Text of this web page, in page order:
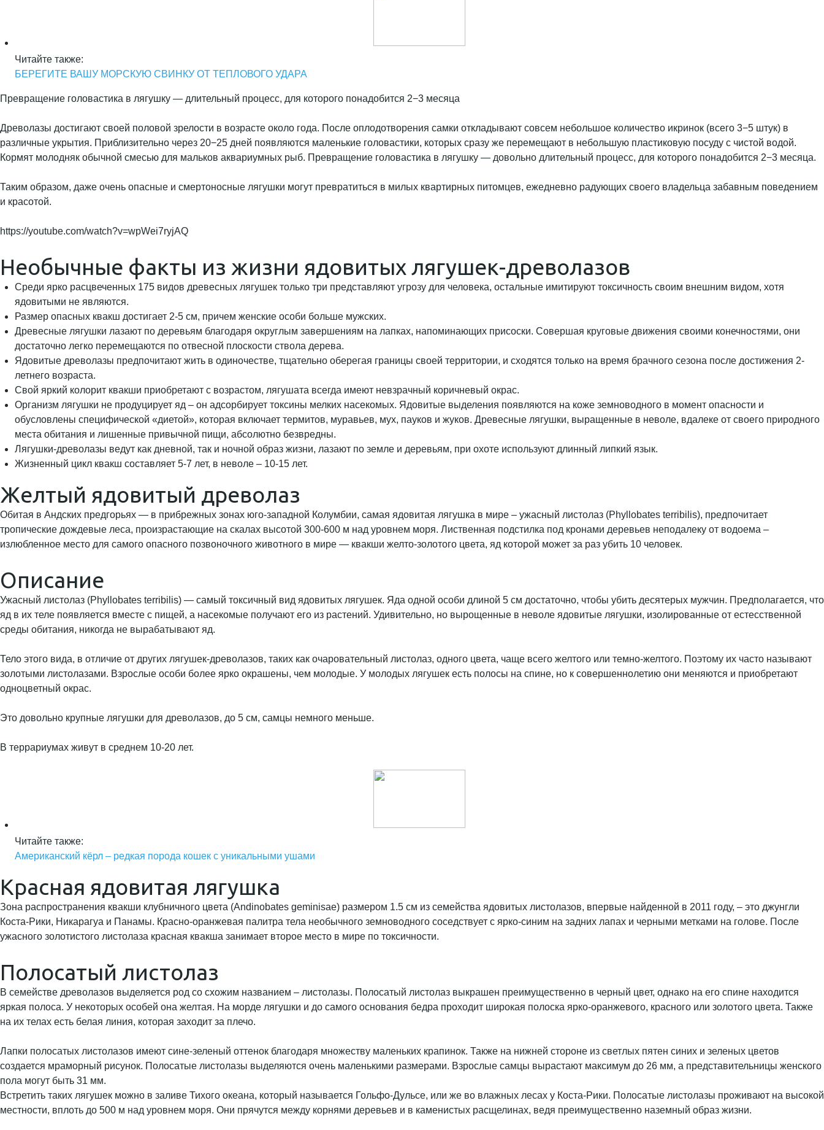
Читайте также:
БЕРЕГИТЕ ВАШУ МОРСКУЮ СВИНКУ ОТ ТЕПЛОВОГО УДАРА
Превращение головастика в лягушку — длительный процесс, для которого понадобится 2−3 месяца
Древолазы достигают своей половой зрелости в возрасте около года. После оплодотворения самки откладывают совсем небольшое количество икринок (всего 3−5 штук) в
различные укрытия. Приблизительно через 20−25 дней появляются маленькие головастики, которых сразу же перемещают в небольшую пластиковую посуду с чистой водой.
Кормят молодняк обычной смесью для мальков аквариумных рыб. Превращение головастика в лягушку — довольно длительный процесс, для которого понадобится 2−3 месяца.
Таким образом, даже очень опасные и смертоносные лягушки могут превратиться в милых квартирных питомцев, ежедневно радующих своего владельца забавным поведением
и красотой.
https://youtube.com/watch?v=wpWei7ryjAQ
Необычные факты из жизни ядовитых лягушек-древолазов
Среди ярко расцвеченных 175 видов древесных лягушек только три представляют угрозу для человека, остальные имитируют токсичность своим внешним видом, хотя
ядовитыми не являются.
Размер опасных квакш достигает 2-5 см, причем женские особи больше мужских.
Древесные лягушки лазают по деревьям благодаря округлым завершениям на лапках, напоминающих присоски. Совершая круговые движения своими конечностями, они
достаточно легко перемещаются по отвесной плоскости ствола дерева.
Ядовитые древолазы предпочитают жить в одиночестве, тщательно оберегая границы своей территории, и сходятся только на время брачного сезона после достижения 2-
летнего возраста.
Свой яркий колорит квакши приобретают с возрастом, лягушата всегда имеют невзрачный коричневый окрас.
Организм лягушки не продуцирует яд – он адсорбирует токсины мелких насекомых. Ядовитые выделения появляются на коже земноводного в момент опасности и
обусловлены специфической «диетой», которая включает термитов, муравьев, мух, пауков и жуков. Древесные лягушки, выращенные в неволе, вдалеке от своего природного
места обитания и лишенные привычной пищи, абсолютно безвредны.
Лягушки-древолазы ведут как дневной, так и ночной образ жизни, лазают по земле и деревьям, при охоте используют длинный липкий язык.
Жизненный цикл квакш составляет 5-7 лет, в неволе – 10-15 лет.
Желтый ядовитый древолаз
Обитая в Андских предгорьях — в прибрежных зонах юго-западной Колумбии, самая ядовитая лягушка в мире – ужасный листолаз (Phyllobates terribilis), предпочитает
тропические дождевые леса, произрастающие на скалах высотой 300-600 м над уровнем моря. Лиственная подстилка под кронами деревьев неподалеку от водоема –
излюбленное место для самого опасного позвоночного животного в мире — квакши желто-золотого цвета, яд которой может за раз убить 10 человек.
Описание
Ужасный листолаз (Phyllobates terribilis) — самый токсичный вид ядовитых лягушек. Яда одной особи длиной 5 см достаточно, чтобы убить десятерых мужчин. Предполагается, что
яд в их теле появляется вместе с пищей, а насекомые получают его из растений. Удивительно, но вырощенные в неволе ядовитые лягушки, изолированные от естесственной
среды обитания, никогда не вырабатывают яд.
Тело этого вида, в отличие от других лягушек-древолазов, таких как очаровательный листолаз, одного цвета, чаще всего желтого или темно-желтого. Поэтому их часто называют
золотыми листолазами. Взрослые особи более ярко окрашены, чем молодые. У молодых лягушек есть полосы на спине, но к совершеннолетию они меняются и приобретают
одноцветный окрас.
Это довольно крупные лягушки для древолазов, до 5 см, самцы немного меньше.
В террариумах живут в среднем 10-20 лет.
Читайте также:
Американский кёрл – редкая порода кошек с уникальными ушами
Красная ядовитая лягушка
Зона распространения квакши клубничного цвета (Andinobates geminisae) размером 1.5 см из семейства ядовитых листолазов, впервые найденной в 2011 году, – это джунгли
Коста-Рики, Никарагуа и Панамы. Красно-оранжевая палитра тела необычного земноводного соседствует с ярко-синим на задних лапах и черными метками на голове. После
ужасного золотистого листолаза красная квакша занимает второе место в мире по токсичности.
Полосатый листолаз
В семействе древолазов выделяется род со схожим названием – листолазы. Полосатый листолаз выкрашен преимущественно в черный цвет, однако на его спине находится
яркая полоса. У некоторых особей она желтая. На морде лягушки и до самого основания бедра проходит широкая полоска ярко-оранжевого, красного или золотого цвета. Также
на их телах есть белая линия, которая заходит за плечо.
Лапки полосатых листолазов имеют сине-зеленый оттенок благодаря множеству маленьких крапинок. Также на нижней стороне из светлых пятен синих и зеленых цветов
создается мраморный рисунок. Полосатые листолазы выделяются очень маленькими размерами. Взрослые самцы вырастают максимум до 26 мм, а представительницы женского
пола могут быть 31 мм.
Встретить таких лягушек можно в заливе Тихого океана, который называется Гольфо-Дульсе, или же во влажных лесах у Коста-Рики. Полосатые листолазы проживают на высокой
местности, вплоть до 500 м над уровнем моря. Они прячутся между корнями деревьев и в каменистых расщелинах, ведя преимущественно наземный образ жизни.